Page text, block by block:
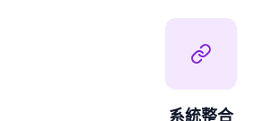
系統整合